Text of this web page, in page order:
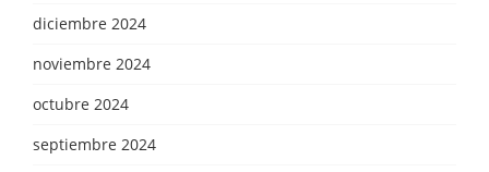
diciembre 2024
noviembre 2024
octubre 2024
septiembre 2024